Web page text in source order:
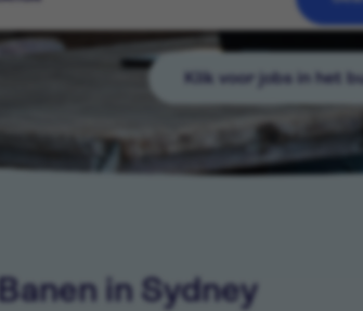
Klik voor jobs in het
Banen in Sydney